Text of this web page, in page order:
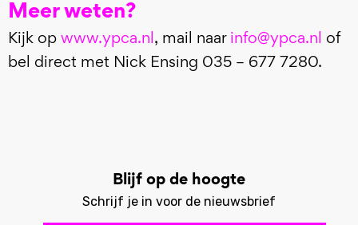
Meer weten?
Kijk op www.ypca.nl , mail naar info@ypca.nl
of
bel direct met Nick Ensing 035 – 677 7280.
Blijf op de hoogte
Schrijf je in voor de nieuwsbrief